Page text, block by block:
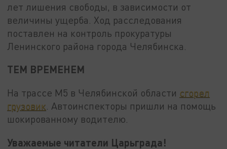
лет лишения свободы, в зависимости от
величины ущерба. Ход расследования
поставлен на контроль прокуратуры
Ленинского района города Челябинска.
ТЕМ ВРЕМЕНЕМ
На трассе М5 в Челябинской области сгорел
грузовик . Автоинспекторы пришли на помощь
шокированному водителю.
Уважаемые читатели Царьграда!